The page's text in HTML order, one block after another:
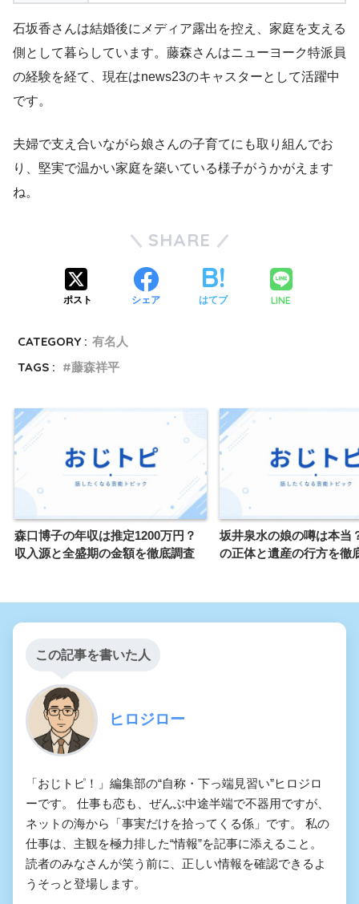
石坂香さんは結婚後にメディア露出を控え、家庭を支える
側として暮らしています。藤森さんはニューヨーク特派員
の経験を経て、現在はnews23のキャスターとして活躍中
です。
夫婦で支え合いながら娘さんの子育てにも取り組んでお
り、堅実で温かい家庭を築いている様子がうかがえます
ね。
SHARE
ポスト シェア はてブ LINE
CATEGORY : 有名人
TAGS :
藤森祥平
森口博子の年収は推定1200万円？
収入源と全盛期の金額を徹底調査
坂井泉水の娘の噂は本当
の正体と遺産の行方を徹
この記事を書いた人
ヒロジロー
「おじトピ！」編集部の“自称・下っ端見習い”ヒロジロ
ーです。 仕事も恋も、ぜんぶ中途半端で不器用ですが、
ネットの海から「事実だけを拾ってくる係」です。 私の
仕事は、主観を極力排した“情報”を記事に添えること。
読者のみなさんが笑う前に、正しい情報を確認できるよ
うそっと登場します。